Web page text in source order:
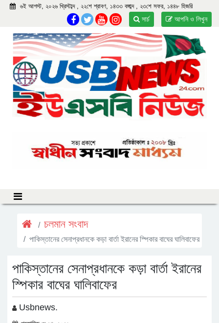
৬ই আগস্ট, ২০২৬ খ্রিস্টাব্দ , ২২শে শ্রাবণ, ১৪৩৩ বঙ্গাব্দ , ২৩শে সফর, ১৪৪৮ হিজরি
আপনি ও লিখুন
সার্চ
চলমান সংবাদ
পাকিস্তানের সেনাপ্রধানকে কড়া বার্তা ইরানের স্পিকার বাঘের ঘালিবাফের
পাকিস্তানের সেনাপ্রধানকে কড়া বার্তা ইরানের
স্পিকার বাঘের ঘালিবাফের
Usbnews.